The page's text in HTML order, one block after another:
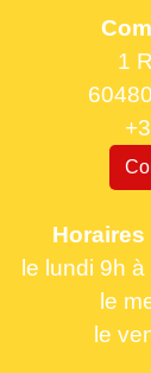
1
le lundi 9h
le
le